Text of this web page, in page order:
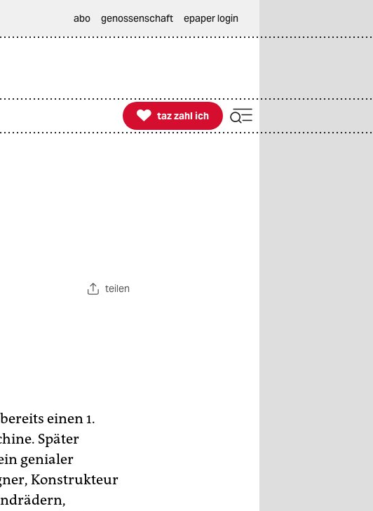
abo genossenschaft epaper login

taz zahl ich
taz zahl ich
teilen
einen 1.
Später
genialer
Konstrukteur